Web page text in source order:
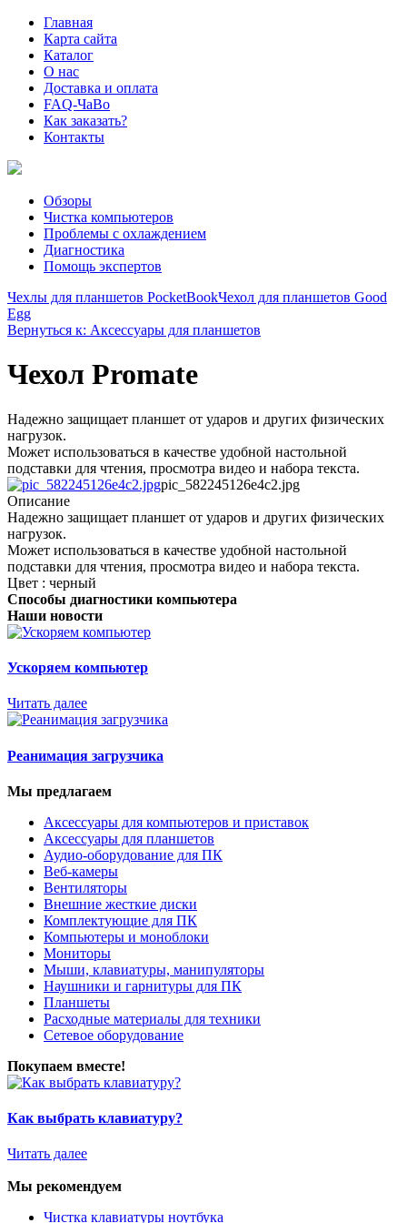
Главная
Карта сайта
Каталог
О нас
Доставка и оплата
FAQ-ЧаВо
Как заказать?
Контакты
Обзоры
Чистка компьютеров
Проблемы с охлаждением
Диагностика
Помощь экспертов
Чехлы для планшетов PocketBookЧехол для планшетов Good
Egg
Вернуться к: Аксессуары для планшетов
Чехол Promate
Надежно защищает планшет от ударов и других физических
нагрузок.
Может использоваться в качестве удобной настольной
подставки для чтения, просмотра видео и набора текста.
pic_582245126e4c2.jpg
Описание
Надежно защищает планшет от ударов и других физических
нагрузок.
Может использоваться в качестве удобной настольной
подставки для чтения, просмотра видео и набора текста.
Цвет : черный
Способы диагностики компьютера
Наши новости
Ускоряем компьютер
Читать далее
Реанимация загрузчика
Мы предлагаем
Аксессуары для компьютеров и приставок
Аксессуары для планшетов
Аудио-оборудование для ПК
Веб-камеры
Вентиляторы
Внешние жесткие диски
Комплектующие для ПК
Компьютеры и моноблоки
Мониторы
Мыши, клавиатуры, манипуляторы
Наушники и гарнитуры для ПК
Планшеты
Расходные материалы для техники
Сетевое оборудование
Покупаем вместе!
Как выбрать клавиатуру?
Читать далее
Мы рекомендуем
Чистка клавиатуры ноутбука